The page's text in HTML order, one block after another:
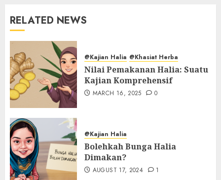
RELATED NEWS
@Kajian Halia @Khasiat Herba
Nilai Pemakanan Halia: Suatu
Kajian Komprehensif
MARCH 16, 2025 0
@Kajian Halia
Bolehkah Bunga Halia
Dimakan?
AUGUST 17, 2024 1